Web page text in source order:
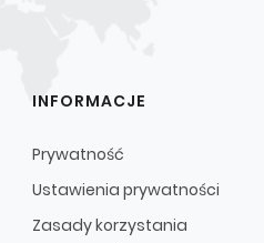
INFORMACJE
Prywatność
Ustawienia prywatności
Zasady korzystania